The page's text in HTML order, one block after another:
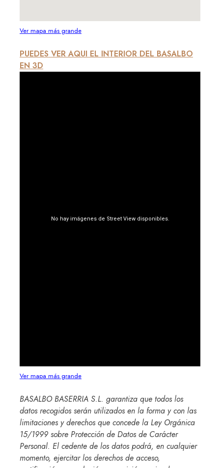
Ver mapa más grande
PUEDES VER AQUI EL INTERIOR DEL BASALBO
EN 3D
Ver mapa más grande
BASALBO BASERRIA S.L. garantiza que todos los
datos recogidos serán utilizados en la forma y con las
limitaciones y derechos que concede la Ley Orgánica
15/1999 sobre Protección de Datos de Carácter
Personal. El cedente de los datos podrá, en cualquier
momento, ejercitar los derechos de acceso,